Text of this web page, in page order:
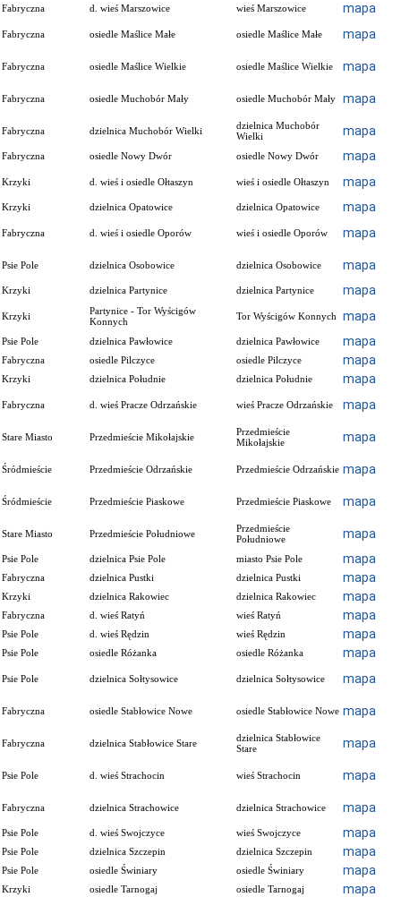
Fabryczna d. wieś Marszowice wieś Marszowice mapa
Fabryczna osiedle Maślice Małe osiedle Maślice Małe mapa
Fabryczna osiedle Maślice Wielkie osiedle Maślice Wielkie mapa
Fabryczna osiedle Muchobór Mały osiedle Muchobór Mały mapa
Fabryczna dzielnica Muchobór Wielki
dzielnica Muchobór
Wielki
mapa
Fabryczna osiedle Nowy Dwór osiedle Nowy Dwór mapa
Krzyki d. wieś i osiedle Ołtaszyn wieś i osiedle Ołtaszyn mapa
Krzyki dzielnica Opatowice dzielnica Opatowice mapa
Fabryczna d. wieś i osiedle Oporów wieś i osiedle Oporów mapa
Psie Pole dzielnica Osobowice dzielnica Osobowice mapa
Krzyki dzielnica Partynice dzielnica Partynice mapa
Krzyki
Partynice - Tor Wyścigów
Konnych
Tor Wyścigów Konnych mapa
Psie Pole dzielnica Pawłowice dzielnica Pawłowice mapa
Fabryczna osiedle Pilczyce osiedle Pilczyce mapa
Krzyki dzielnica Południe dzielnica Południe mapa
Fabryczna d. wieś Pracze Odrzańskie wieś Pracze Odrzańskie mapa
Stare Miasto Przedmieście Mikołajskie
Przedmieście
Mikołajskie
mapa
Śródmieście Przedmieście Odrzańskie Przedmieście Odrzańskie mapa
Śródmieście Przedmieście Piaskowe Przedmieście Piaskowe mapa
Stare Miasto Przedmieście Południowe
Przedmieście
Południowe
mapa
Psie Pole dzielnica Psie Pole miasto Psie Pole mapa
Fabryczna dzielnica Pustki dzielnica Pustki mapa
Krzyki dzielnica Rakowiec dzielnica Rakowiec mapa
Fabryczna d. wieś Ratyń wieś Ratyń mapa
Psie Pole d. wieś Rędzin wieś Rędzin mapa
Psie Pole osiedle Różanka osiedle Różanka mapa
Psie Pole dzielnica Sołtysowice dzielnica Sołtysowice mapa
Fabryczna osiedle Stabłowice Nowe osiedle Stabłowice Nowe mapa
Fabryczna dzielnica Stabłowice Stare
dzielnica Stabłowice
Stare
mapa
Psie Pole d. wieś Strachocin wieś Strachocin mapa
Fabryczna dzielnica Strachowice dzielnica Strachowice mapa
Psie Pole d. wieś Swojczyce wieś Swojczyce mapa
Psie Pole dzielnica Szczepin dzielnica Szczepin mapa
Psie Pole osiedle Świniary osiedle Świniary mapa
Krzyki osiedle Tarnogaj osiedle Tarnogaj mapa